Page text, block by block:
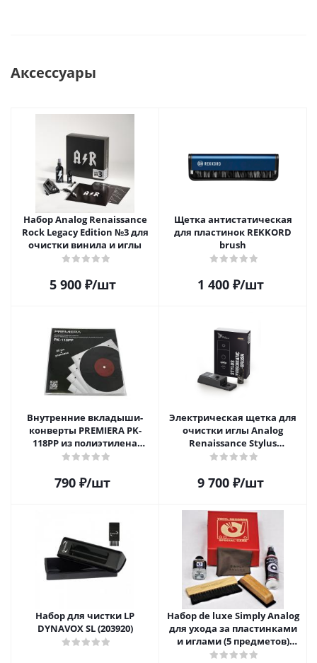
Аксессуары
Набор Analog Renaissance
Rock Legacy Edition №3 для
очистки винила и иглы
5 900₽/шт
Щетка антистатическая
для пластинок REKKORD
brush
1 400₽/шт
Внутренние вкладыши-
конверты PREMIERA PK-
118PP из полиэтилена
высокой плотности для 12"
шт.
790 ₽/шт
Электрическая щетка для
очистки иглы Analog
Renaissance Stylus
Vibromatic Pro-Brush
9 700₽/шт
Набор для чистки LP
DYNAVOX SL (203920)
Набор de luxe Simply Analog
для ухода за пластинками
и иглами (5 предметов)
SAVC008